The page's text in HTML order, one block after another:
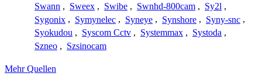
Swann , Sweex , Swibe , Swnhd-800cam , Sy2l ,
Sygonix , Symynelec , Syneye , Synshore , Syny-snc ,
Syokudou , Syscom Cctv , Systemmax , Systoda ,
Szneo , Szsinocam
Mehr Quellen